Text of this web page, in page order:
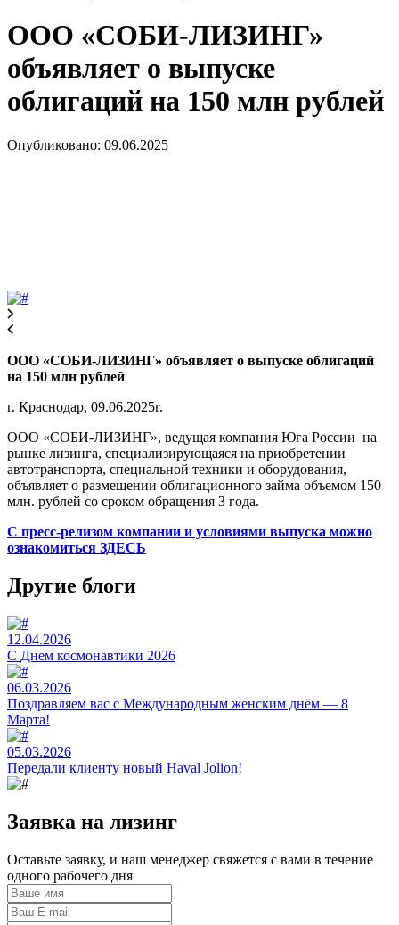
ООО «СОБИ-ЛИЗИНГ»
объявляет о выпуске
облигаций на 150 млн рублей
Опубликовано: 09.06.2025
ООО «СОБИ-ЛИЗИНГ» объявляет о выпуске облигаций
на 150 млн рублей
г. Краснодар, 09.06.2025г.
ООО «СОБИ-ЛИЗИНГ», ведущая компания Юга России на
рынке лизинга, специализирующаяся на приобретении
автотранспорта, специальной техники и оборудования,
объявляет о размещении облигационного займа объемом 150
млн. рублей со сроком обращения 3 года.
С пресс-релизом компании и условиями выпуска можно
ознакомиться ЗДЕСЬ
Другие блоги
12.04.2026
C Днем космонавтики 2026
06.03.2026
Поздравляем вас с Международным женским днём — 8
Марта!
05.03.2026
Передали клиенту новый Haval Jolion!
Заявка на лизинг
Оставьте заявку, и наш менеджер свяжется с вами в течение
одного рабочего дня